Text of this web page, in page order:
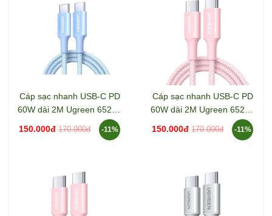
Cáp sạc nhanh USB-C PD
60W dài 2M Ugreen 65247
150.000đ 170.000đ -11%
Cáp sạc nhanh USB-C PD
60W dài 2M Ugreen 65246
150.000đ 170.000đ -11%